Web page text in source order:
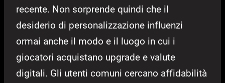
recente. Non sorprende quindi che il
desiderio di personalizzazione influenzi
ormai anche il modo e il luogo in cui i
giocatori acquistano upgrade e valute
digitali. Gli utenti comuni cercano affidabilità